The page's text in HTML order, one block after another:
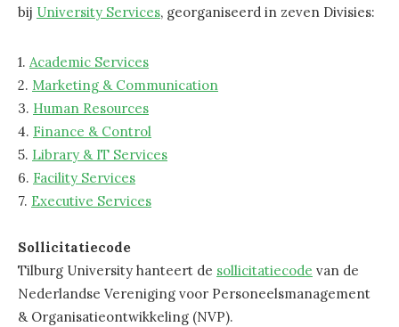
bij University Services, georganiseerd in zeven Divisies:
1. Academic Services
2. Marketing & Communication
3. Human Resources
4. Finance & Control
5. Library & IT Services
6. Facility Services
7. Executive Services
Sollicitatiecode
Tilburg University hanteert de sollicitatiecode van de
Nederlandse Vereniging voor Personeelsmanagement
& Organisatieontwikkeling (NVP).